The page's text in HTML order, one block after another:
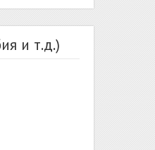
и т.д.)